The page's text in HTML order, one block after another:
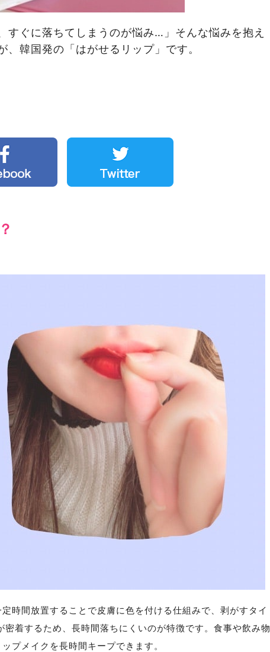
すぐに落ちてしまうのが悩み…」そんな悩みを抱え
、韓国発の「はがせるリップ」です。
時間放置することで皮膚に色を付ける仕組みで、剥がすタイ
着するため、長時間落ちにくいのが特徴です。食事や飲み物
プメイクを長時間キープできます。